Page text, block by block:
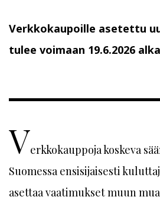
Verkkokaupoille asetettu
tulee voimaan 19.6.2026
Verkkokauppoja koskeva
Suomessa ensisijaisesti
asettaa vaatimukset muun